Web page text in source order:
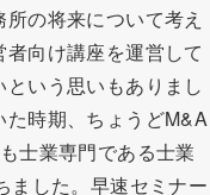
の将来について考え
向け講座を運営して
いう思いもありまし
時期、ちょうどM&A
士業専門である士業
ました。早速セミナー